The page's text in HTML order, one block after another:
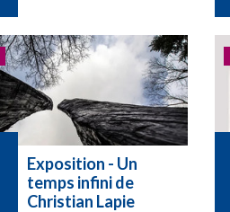
Exposition - Un
temps infini de
Christian Lapie